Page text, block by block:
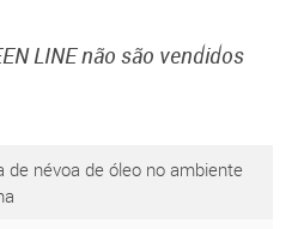
LINE não são vendidos
de névoa de óleo no ambiente